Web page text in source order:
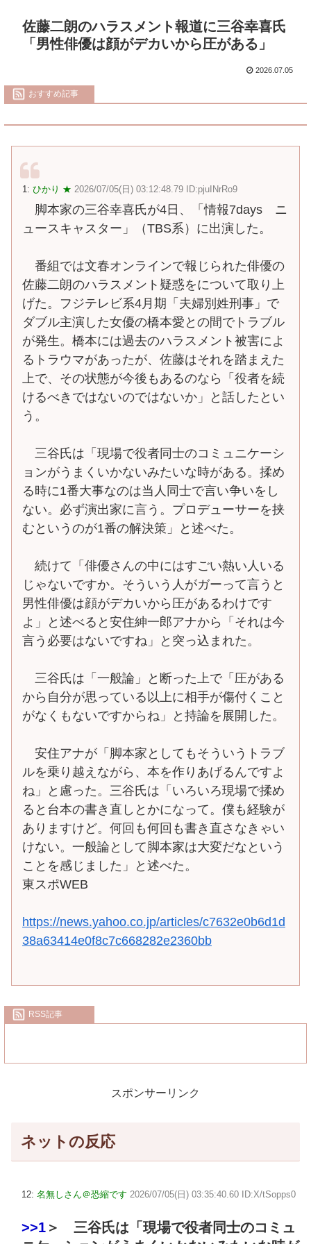
佐藤二朗のハラスメント報道に三谷幸喜氏
「男性俳優は顔がデカいから圧がある」
2026.07.05
おすすめ記事
1: ひかり ★ 2026/07/05(日) 03:12:48.79 ID:pjuINrRo9
脚本家の三谷幸喜氏が4日、「情報7days ニ
ュースキャスター」（TBS系）に出演した。
番組では文春オンラインで報じられた俳優の
佐藤二朗のハラスメント疑惑をについて取り上
げた。フジテレビ系4月期「夫婦別姓刑事」で
ダブル主演した女優の橋本愛との間でトラブル
が発生。橋本には過去のハラスメント被害によ
るトラウマがあったが、佐藤はそれを踏まえた
上で、その状態が今後もあるのなら「役者を続
けるべきではないのではないか」と話したとい
う。
三谷氏は「現場で役者同士のコミュニケーシ
ョンがうまくいかないみたいな時がある。揉め
る時に1番大事なのは当人同士で言い争いをし
ない。必ず演出家に言う。プロデューサーを挟
むというのが1番の解決策」と述べた。
続けて「俳優さんの中にはすごい熱い人いる
じゃないですか。そういう人がガーって言うと
男性俳優は顔がデカいから圧があるわけです
よ」と述べると安住紳一郎アナから「それは今
言う必要はないですね」と突っ込まれた。
三谷氏は「一般論」と断った上で「圧がある
から自分が思っている以上に相手が傷付くこと
がなくもないですからね」と持論を展開した。
安住アナが「脚本家としてもそういうトラブ
ルを乗り越えながら、本を作りあげるんですよ
ね」と慮った。三谷氏は「いろいろ現場で揉め
ると台本の書き直しとかになって。僕も経験が
ありますけど。何回も何回も書き直さなきゃい
けない。一般論として脚本家は大変だなという
ことを感じました」と述べた。
東スポWEB
https://news.yahoo.co.jp/articles/c7632e0b6d1d
38a63414e0f8c7c668282e2360bb
RSS記事
スポンサーリンク
ネットの反応
12: 名無しさん＠恐縮です 2026/07/05(日) 03:35:40.60 ID:X/tSopps0
>>1 ＞ 三谷氏は「現場で役者同士のコミュ